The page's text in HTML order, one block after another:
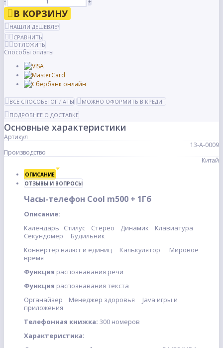
В КОРЗИНУ
НАШЛИ ДЕШЕВЛЕ?
СРАВНИТЬ
ОТЛОЖИТЬ
Способы оплаты
ВСЕ СПОСОБЫ ОПЛАТЫ
МОЖНО ОФОРМИТЬ В КРЕДИТ
ПОДРОБНЕЕ О ДОСТАВКЕ
Основные характеристики
Артикул
13-А-0009
Производство
Китай
ОПИСАНИЕ
ОТЗЫВЫ И ВОПРОСЫ
Часы-телефон Cool m500 + 1Гб
Описание:
Календарь Стилус Стерео Динамик Клавиатура
Секундомер Будильник
Конвертер валют и единиц Калькулятор Мировое
время
Функция распознавания речи
Функция распознавания текста
Органайзер Менеджер здоровья Java игры и
приложения
Телефонная книжка: 300 номеров
Характеристика: